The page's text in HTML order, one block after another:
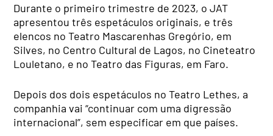
Durante o primeiro trimestre de 2023, o JAT
apresentou três espetáculos originais, e três
elencos no Teatro Mascarenhas Gregório, em
Silves, no Centro Cultural de Lagos, no Cineteatro
Louletano, e no Teatro das Figuras, em Faro.
Depois dos dois espetáculos no Teatro Lethes, a
companhia vai “continuar com uma digressão
internacional”, sem especificar em que países.